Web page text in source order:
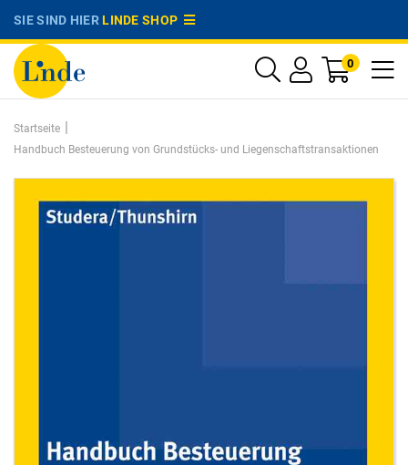
SIE SIND HIERLINDE SHOP
0
Startseite |
Handbuch Besteuerung von Grundstücks- und Liegenschaftstransaktionen